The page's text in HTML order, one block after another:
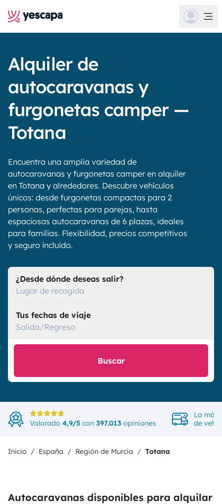
Alquiler de
autocaravanas y
furgonetas camper —
Totana
Encuentra una amplia variedad de
autocaravanas y furgonetas camper en alquiler
en Totana y alrededores. Descubre vehículos
únicos: desde furgonetas compactas para 2
personas, perfectas para parejas, hasta
espaciosas autocaravanas de 6 plazas, ideales
para familias. Flexibilidad, precios competitivos
y seguro incluido.
¿Desde dónde deseas salir?
Lugar de recogida
Tus fechas de viaje
Salida/Regreso
Buscar
Valorado 4,9/5 con 397.013 opiniones
La más
de
Inicio España Región de Murcia Totana
Autocaravanas disponibles para alquilar